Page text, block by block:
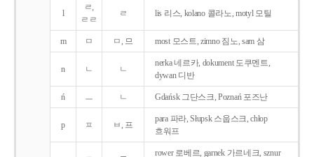
l
ㄹ,
ㄹㄹ
ㄹ lis 리스, kolano 콜라노, motyl 모틸
m ㅁ ㅁ, 므 most 모스트, zimno 짐노, sam 삼
n ㄴ ㄴ
nerka 네르카, dokument 도쿠멘트,
dywan 디반
ń ㅡ ㄴ Gdańsk 그단스크, Poznań 포즈난
p ㅍ ㅂ, 프
para 파라, Słupsk 스웁스크, chłop
흐워프
rower 로베르, garnek 가르네크, sznur